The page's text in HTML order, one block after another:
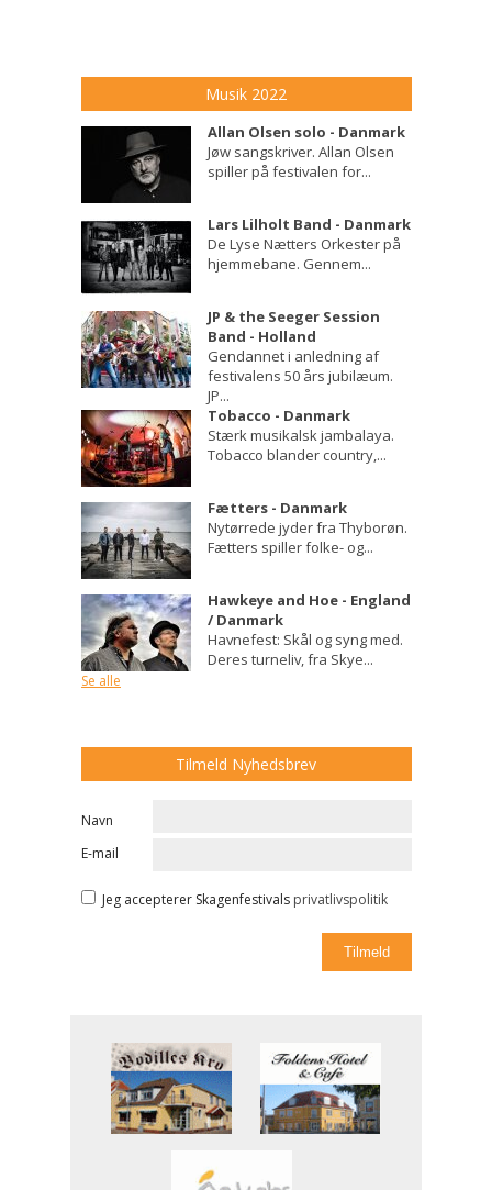
Musik 2022
Allan Olsen solo - Danmark
Jøw sangskriver. Allan Olsen
spiller på festivalen for...
Lars Lilholt Band - Danmark
De Lyse Nætters Orkester på
hjemmebane. Gennem...
JP & the Seeger Session
Band - Holland
Gendannet i anledning af
festivalens 50 års jubilæum.
JP...
Tobacco - Danmark
Stærk musikalsk jambalaya.
Tobacco blander country,...
Fætters - Danmark
Nytørrede jyder fra Thyborøn.
Fætters spiller folke- og...
Hawkeye and Hoe - England
/ Danmark
Havnefest: Skål og syng med.
Deres turneliv, fra Skye...
Se alle
Tilmeld Nyhedsbrev
Navn
E-mail
Jeg accepterer Skagenfestivals privatlivspolitik